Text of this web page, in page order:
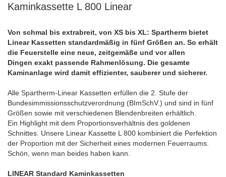
Kaminkassette L 800 Linear
Von schmal bis extrabreit, von XS bis XL: Spartherm bietet
Linear Kassetten standardmäßig in fünf Größen an. So erhält
die Feuerstelle eine neue, zeitgemäße und vor allen
Dingen exakt passende Rahmenlösung. Die gesamte
Kaminanlage wird damit effizienter, sauberer und sicherer.
Alle Spartherm-Linear Kassetten erfüllen die 2. Stufe der
Bundesimmissionsschutzverordnung (BImSchV.) und sind in fünf
Größen sowie mit verschiedenen Blendenbreiten erhältlich.
Ein Highlight mit dem Proportionsverhältnis des goldenen
Schnittes. Unsere Linear Kassette L 800 kombiniert die Perfektion
der Proportion mit der Sicherheit eines modernen Feuerraums.
Schön, wenn man beides haben kann.
LINEAR Standard Kaminkassetten